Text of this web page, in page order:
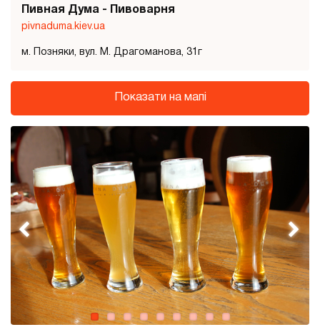
Пивная Дума - Пивоварня
pivnaduma.kiev.ua
м. Позняки, вул. М. Драгоманова, 31г
Показати на мапі